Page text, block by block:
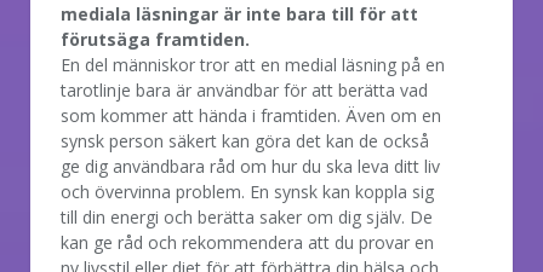
mediala läsningar är inte bara till för att
förutsäga framtiden.
En del människor tror att en medial läsning på en
tarotlinje bara är användbar för att berätta vad
som kommer att hända i framtiden. Även om en
synsk person säkert kan göra det kan de också
ge dig användbara råd om hur du ska leva ditt liv
och övervinna problem. En synsk kan koppla sig
till din energi och berätta saker om dig själv. De
kan ge råd och rekommendera att du provar en
ny livsstil eller diet för att förbättra din hälsa och